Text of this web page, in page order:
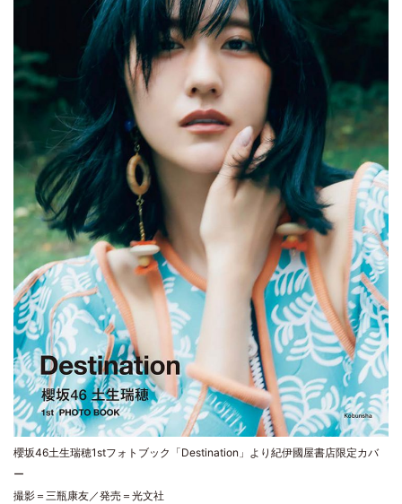
櫻坂46土生瑞穂1stフォトブック「Destination」より紀伊國屋書店限定カバ
ー
撮影＝三瓶康友／発売＝光文社